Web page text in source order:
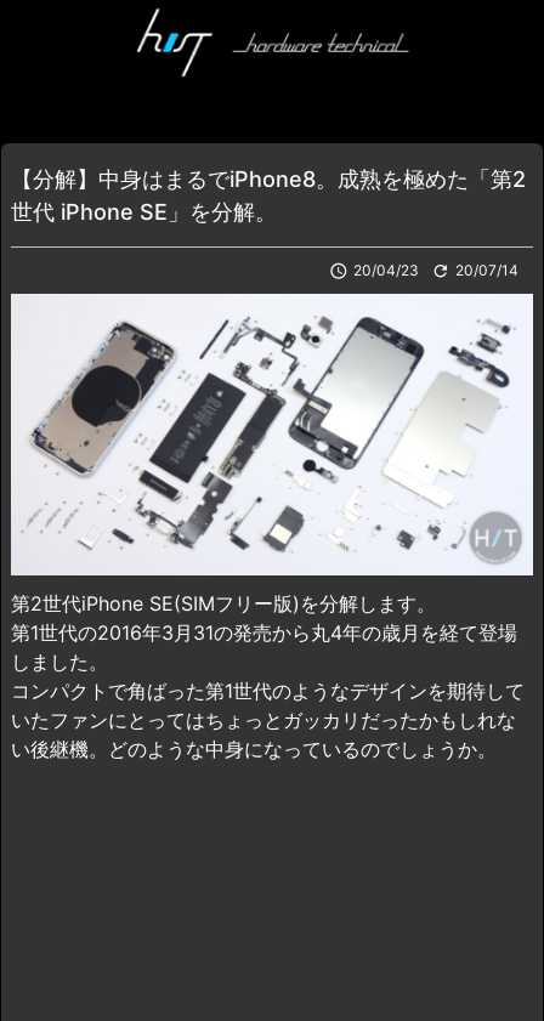
【分解】中身はまるでiPhone8。成熟を極めた「第2
世代 iPhone SE」を分解。
 20/04/23  20/07/14
第2世代iPhone SE(SIMフリー版)を分解します。
第1世代の2016年3月31の発売から丸4年の歳月を経て登場
しました。
コンパクトで角ばった第1世代のようなデザインを期待して
いたファンにとってはちょっとガッカリだったかもしれな
い後継機。どのような中身になっているのでしょうか。